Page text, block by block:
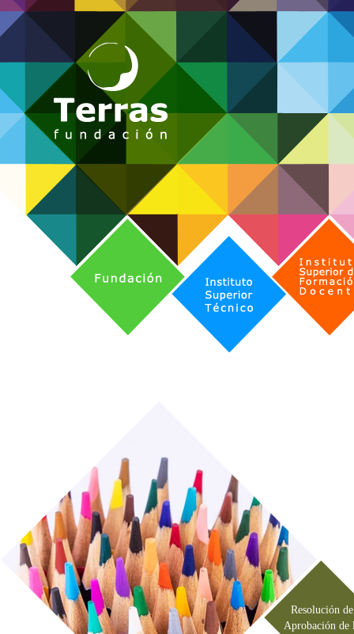
Fundación
Instituto Superior Técnico
Instituto Superior de Formación
Resolución de
Aprobación de